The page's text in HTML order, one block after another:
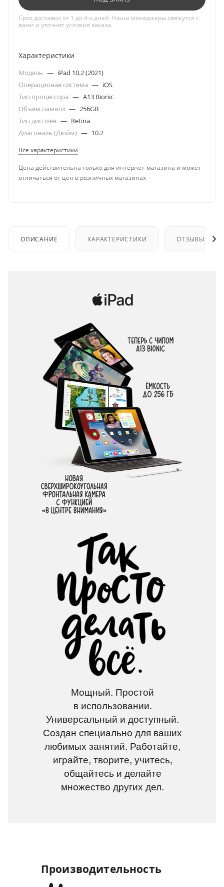
Срок доставки от 1 до 4-х дней. Наши менеджеры свяжутся с
вами и уточнят условия заказа.
Характеристики
Модель — iPad 10.2 (2021)
Операционая система — iOS
Тип процессора — A13 Bionic
Объем памяти — 256GB
Тип дисплея — Retina
Диагональ (Дюйм) — 10.2
Все характеристики
Цена действительна только для интернет-магазина и может
отличаться от цен в розничных магазинах
ОПИСАНИЕ ХАРАКТЕРИСТИКИ ОТЗЫВЫ
Мощный. Простой
в использовании.
Универсальный и доступный.
Создан специально для ваших
любимых занятий. Работайте,
играйте, творите, учитесь,
общайтесь и делайте
множество других дел.
Производительность